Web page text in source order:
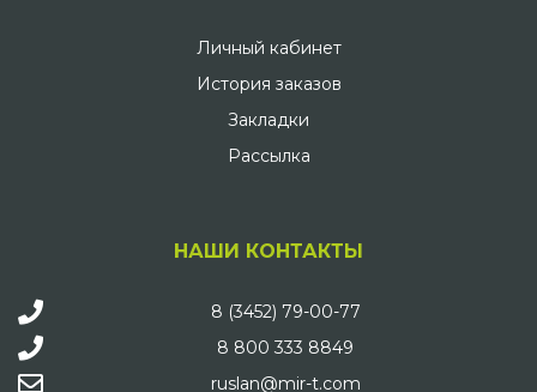
Личный кабинет
История заказов
Закладки
Рассылка
НАШИ КОНТАКТЫ
8 (3452) 79-00-77
8 800 333 8849
ruslan@mir-t.com